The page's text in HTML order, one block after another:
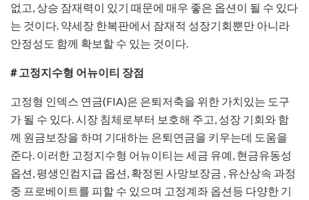
없고, 상승 잠재력이 있기 때문에 매우 좋은 옵션이 될 수 있다
는 것이다. 약세장 한복판에서 잠재적 성장기회뿐만 아니라
안정성도 함께 확보할 수 있는 것이다.
# 고정지수형 어뉴이티 장점
고정형 인덱스 연금(FIA)은 은퇴저축을 위한 가치있는 도구
가 될 수 있다. 시장 침체로부터 보호해 주고, 성장 기회와 함
께 원금보장을 하며 기대하는 은퇴연금을 키우는데 도움을
준다. 이러한 고정지수형 어뉴이티는 세금 유예, 현금유동성
옵션, 평생인컴지급 옵션, 확정된 사망보장금 , 유산상속 과정
중 프로베이트를 피할 수 있으며 고정계좌 옵션등 다양한 기